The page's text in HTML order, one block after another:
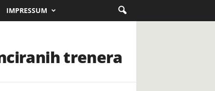
IMPRESSUM
trenera